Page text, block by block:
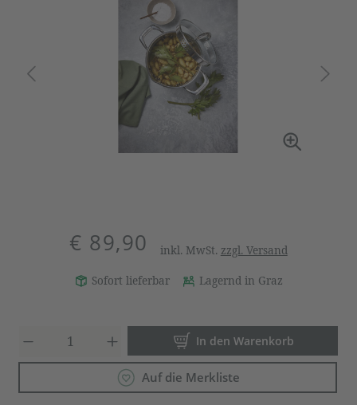
€ 89,90 inkl. MwSt. zzgl. Versand
Sofort lieferbar Lagernd in Graz
Produkt Anzahl: Gib den
In den Warenkorb
Auf die Merkliste